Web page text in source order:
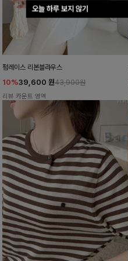
오늘 하루 보지 않기
펌레이스 리본블라우스
10%39,600 원43,900원
리뷰 카운트 영역